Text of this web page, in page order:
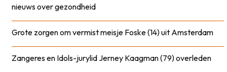
nieuws over gezondheid
Grote zorgen om vermist meisje Foske (14) uit Amsterdam
Zangeres en Idols-jurylid Jerney Kaagman (79) overleden